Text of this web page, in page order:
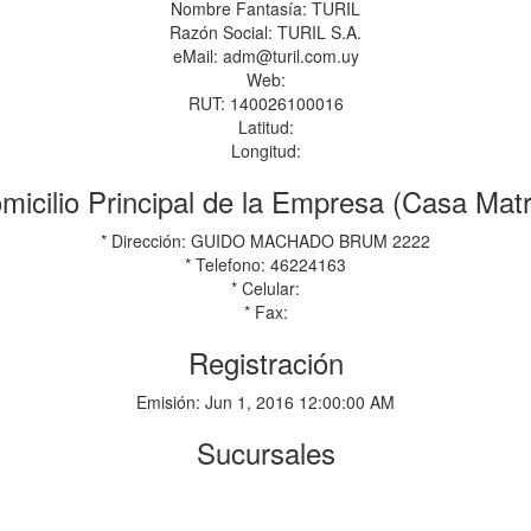
Nombre Fantasía: TURIL
Razón Social: TURIL S.A.
eMail: adm@turil.com.uy
Web:
RUT: 140026100016
Latitud:
Longitud:
Principal de la Empresa (Casa
* Dirección: GUIDO MACHADO BRUM 2222
* Telefono: 46224163
* Celular:
* Fax:
Registración
Emisión: Jun 1, 2016 12:00:00 AM
Sucursales